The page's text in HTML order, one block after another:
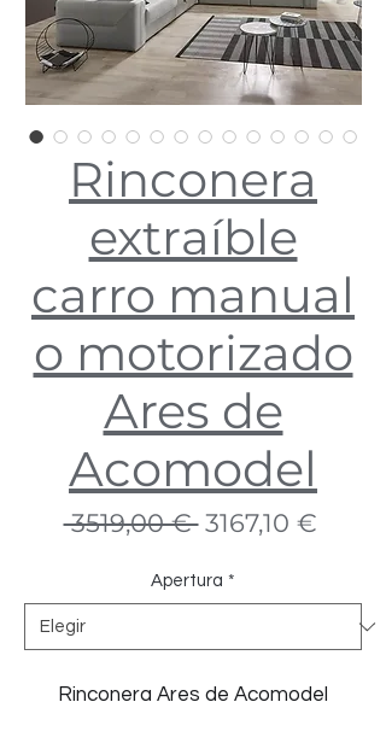
Rinconera
extraíble
carro manual
o motorizado
Ares de
Acomodel
3519,00 € Precio
3167,10 €Precio
Apertura *
Rinconera Ares de Acomodel